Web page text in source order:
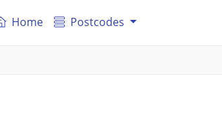
Home Postcodes